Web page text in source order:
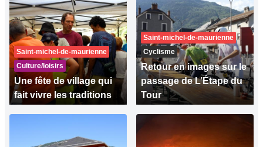
Saint-michel-de-maurienne
Culture/loisirs
Une fête de village qui
fait vivre les traditions
Saint-michel-de-maurienne
Cyclisme
Retour en images sur le
passage de L’Étape du
Tour